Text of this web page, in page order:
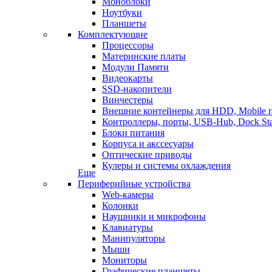
Ноутбуки
Планшеты
Комплектующие
Процессоры
Материнские платы
Модули Памяти
Видеокарты
SSD-накопители
Винчестеры
Внешние контейнеры для HDD, Mobile
Контроллеры, порты, USB-Hub, Dock
Блоки питания
Корпуса и акссесуары
Оптические приводы
Кулеры и системы охлаждения
Еще
Периферийные устройства
Web-камеры
Колонки
Наушники и микрофоны
Клавиатуры
Манипуляторы
Мыши
Мониторы